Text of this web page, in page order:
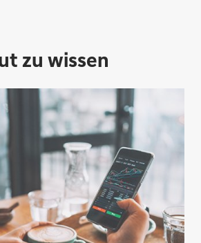
zu wissen